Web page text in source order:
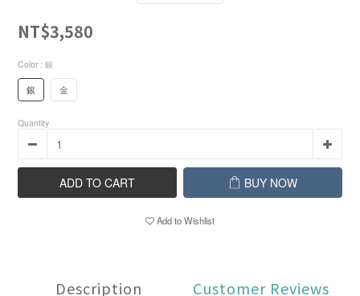
NT$3,580
Color : 銀
銀 金
Quantity
ADD TO CART BUY NOW
Add to Wishlist
Description Customer Reviews